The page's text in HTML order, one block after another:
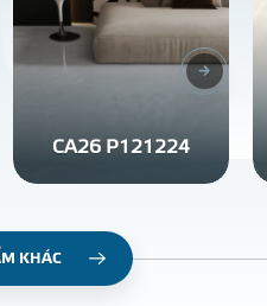
CA26 P121224
KHÁC